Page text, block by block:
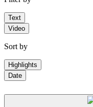
Text
Video
Sort by
Highlights
Date